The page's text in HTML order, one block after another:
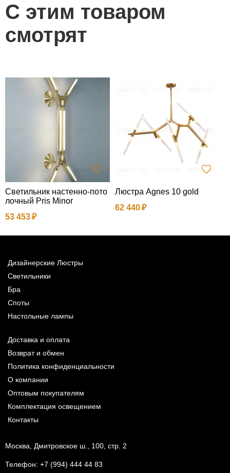
С этим товаром
смотрят
Светильник настенно-пото
лочный Pris Minor
53 453
Люстра Agnes 10 gold
62 440
Дизайнерские Люстры
Светильники
Бра
Споты
Настольные лампы
Доставка и оплата
Возврат и обмен
Политика конфиденциальности
О компании
Оптовым покупателям
Комплектация освещением
Контакты
Москва, Дмитровское ш., 100, стр. 2
Телефон: +7 (994) 444 44 83